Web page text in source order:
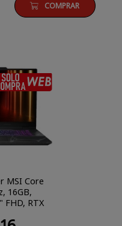
COMPRAR
MSI Core
16GB,
FHD, RTX